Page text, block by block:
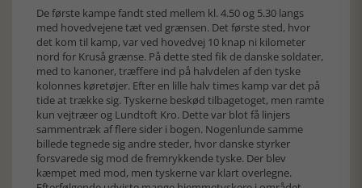
De første kampe fandt sted mellem kl. 4.50 og 5.30 langs
med hovedvejene tæt ved grænsen. Det første sted, hvor
det kom til kamp, var ved hovedvej 10 knap ni kilometer
nord for Kruså grænse. På dette sted fik de danske soldater,
med to kanoner, træffere ind på halvdelen af den tyske
kolonnes køretøjer. Efter en lille halv times kamp var det på
tide at trække sig. Tyskerne beskød tilbagetoget, men ramte
kun vejtræer og Lundtoft Kro. Dette var blot få linjers
sammentræk af flere sider i bogen. Nogenlunde samme
billede tegnede sig andre steder, hvor danske styrker
forsvarede sig mod de fremrykkende tyske. Der blev
kæmpet med mod, men tyskerne var klart overlegne.